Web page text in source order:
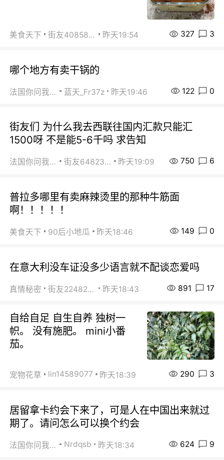
美食天下 街友40858442 昨天19:54 327 3
哪个地方有卖干锅的
法国你问我答 蓝天_Fr37z 昨天19:46 122 0
街友们 为什么我去西联往国内汇款只能汇
1500呀 不是能5-6千吗 求告知
法国你问我答 街友64823891 昨天19:09 750 6
普拉多哪里有卖麻辣烫里的那种牛筋面
啊！！！！！
美食天下 90后小地瓜 昨天18:46 149 0
在意大利没车证没多少语言就不配谈恋爱吗
真情秘密 街友22482465 昨天18:43 891 17
自给自足 自生自养 独树一
帜。 没有施肥。 mini小番
茄。
宠物花草 lin14589077 昨天18:39 290 3
居留拿卡约会下来了，可是人在中国出来就过
期了。请问怎么可以换个约会
法国你问我答 Nrdqsb 昨天18:34 624 9